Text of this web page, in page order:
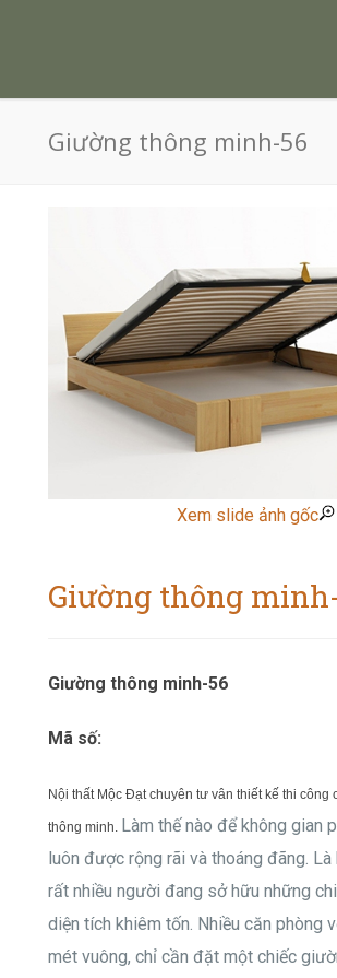
Giường thông minh-56
Xem slide ảnh gốc
Giường thông
Giường thông minh-56
Mã số:
Nội thất Mộc Đạt chuyên tư vân thiết kế thi công
thông minh. Làm thế nào để không gian
luôn được rộng rãi và thoáng đãng.
rất nhiều người đang sở hữu những
diện tích khiêm tốn. Nhiều căn phòng
mét vuông, chỉ cần đặt một chiếc